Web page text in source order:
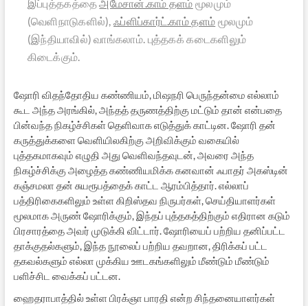
இப்புத்தகத்தைஅமேசான்.காம் தளம் மூலமும்
(வெளிநாடுகளில்),ஃப்ளிப்கார்ட்.காம் தளம் மூலமும்
(இந்தியாவில்) வாங்கலாம். புத்தகக் கடைகளிலும்
கிடைக்கும்.
ஷோரி விதந்தோதிய கண்ணியம், மிஷநரி பெருந்தன்மை எல்லாம்
கூட அந்த அரங்கில், அந்தத் தருணத்திற்கு மட்டும் தான் என்பதை
பின்வந்த நிகழ்ச்சிகள் தெளிவாக எடுத்துக் காட்டின. ஷோரி தன்
கருத்துக்களை வெளியிலகிற்கு அறிவிக்கும் வகையில்
புத்தகமாகவும் எழுதி அது வெளிவந்தவுடன், அவரை அந்த
நிகழ்ச்சிக்கு அழைத்த கண்ணியமிக்க கனவான் ஃபாதர் அகஸ்டின்
கஞ்சமலா தன் சுயரூபத்தைக் காட்ட ஆரம்பித்தார். எல்லாப்
பத்திரிகைகளிலும் உள்ள கிறிஸ்தவ நிருபர்கள், செய்தியாளர்கள்
மூலமாக அருண் ஷோரிக்கும், இந்தப் புத்தகத்திற்கும் எதிரான கடும்
பிரசாரத்தை அவர் முடுக்கி விட்டார். ஷோரியைப் பற்றிய தனிப்பட்ட
தாக்குதல்களும், இந்த நூலைப் பற்றிய தவறான, திரிக்கப் பட்ட
தகவல்களும் எல்லா முக்கிய ஊடகங்களிலும் மீண்டும் மீண்டும்
பளிச்சிட வைக்கப் பட்டன.
ஹைதராபாத்தில் உள்ள பிரக்ஞா பாரதி என்ற சிந்தனையாளர்கள்